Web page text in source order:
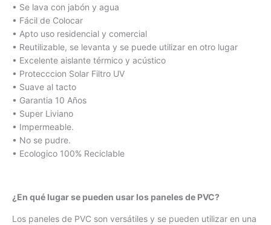
• Se lava con jabón y agua
• Fácil de Colocar
• Apto uso residencial y comercial
• Reutilizable, se levanta y se puede utilizar en otro lugar
• Excelente aislante térmico y acústico
• Protecccion Solar Filtro UV
• Suave al tacto
• Garantia 10 Años
• Super Liviano
• Impermeable.
• No se pudre.
• Ecologico 100% Reciclable
¿En qué lugar se pueden usar los paneles de PVC?
Los paneles de PVC son versátiles y se pueden utilizar en una